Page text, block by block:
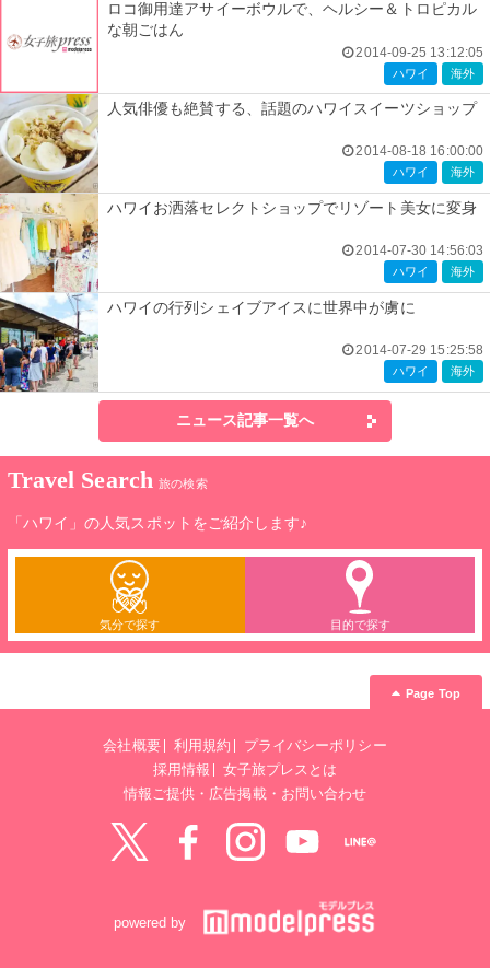
ロコ御用達アサイーボウルで、ヘルシー＆トロピカル
な朝ごはん
2014-09-25 13:12:05
ハワイ 海外
人気俳優も絶賛する、話題のハワイスイーツショップ
2014-08-18 16:00:00
ハワイ 海外
ハワイお洒落セレクトショップでリゾート美女に変身
2014-07-30 14:56:03
ハワイ 海外
ハワイの行列シェイブアイスに世界中が虜に
2014-07-29 15:25:58
ハワイ 海外
ニュース記事一覧へ
Travel Search 旅の検索
「ハワイ」の人気スポットをご紹介します♪
気分で探す 目的で探す
Page Top
会社概要 利用規約
プライバシーポリシー
採用情報
女子旅プレスとは
情報ご提供・広告掲載・お問い合わせ
powered by